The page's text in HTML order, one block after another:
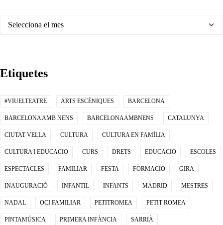
Arxius
Etiquetes
#VIUELTEATRE ARTS ESCÈNIQUES BARCELONA
BARCELONA AMB NENS BARCELONAAMBNENS CATALUNYA
CIUTAT VELLA CULTURA CULTURA EN FAMÍLIA
CULTURA I EDUCACIO CURS DRETS EDUCACIO ESCOLES
ESPECTACLES FAMILIAR FESTA FORMACIO GIRA
INAUGURACIÓ INFANTIL INFANTS MADRID MESTRES
NADAL OCI FAMILIAR PETITROMEA PETIT ROMEA
PINTAMÚSICA PRIMERA INFÀNCIA SARRIÀ